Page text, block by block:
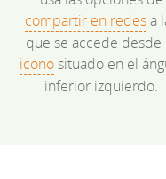
compartir en redesa
que se accede desde
iconosituado en el
inferior izquierdo.